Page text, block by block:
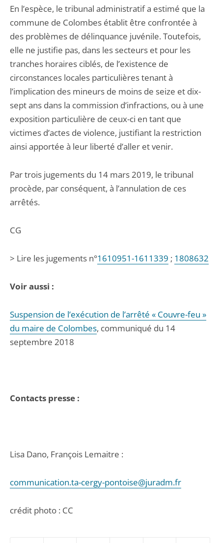
En l’espèce, le tribunal administratif a estimé que la
commune de Colombes établit être confrontée à
des problèmes de délinquance juvénile. Toutefois,
elle ne justifie pas, dans les secteurs et pour les
tranches horaires ciblés, de l’existence de
circonstances locales particulières tenant à
l’implication des mineurs de moins de seize et dix-
sept ans dans la commission d’infractions, ou à une
exposition particulière de ceux-ci en tant que
victimes d’actes de violence, justifiant la restriction
ainsi apportée à leur liberté d’aller et venir.
Par trois jugements du 14 mars 2019, le tribunal
procède, par conséquent, à l’annulation de ces
arrêtés.
CG
> Lire les jugements n°1610951-1611339 ; 1808632
Voir aussi :
Suspension de l’exécution de l’arrêté « Couvre-feu »
du maire de Colombes, communiqué du 14
septembre 2018
Contacts presse :
Lisa Dano, François Lemaitre :
communication.ta-cergy-pontoise@juradm.fr
crédit photo : CC